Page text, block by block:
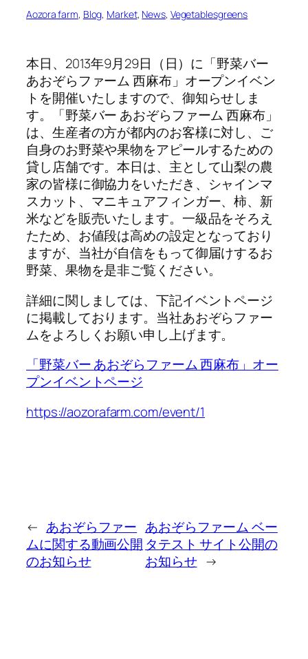
Aozora farm, Blog, Market, News, Vegetablesgreens
本日、2013年9月29日（日）に「野菜バー
あおぞらファーム 西麻布」オープンイベン
トを開催いたしますので、御知らせしま
す。「野菜バー あおぞらファーム 西麻布」
は、生産者の方が都内のお客様に対し、ご
自身のお野菜や果物をアピールするための
貸し店舗です。本日は、主として山梨の農
家の皆様に御協力をいただき、シャインマ
スカット、マニキュアフィンガー、柿、新
米などを販売いたします。一級品をそろえ
たため、お値段は高めの設定となっており
ますが、当社が自信をもって御届けするお
野菜、果物を是非ご覧ください。
詳細に関しましては、下記イベントページ
に掲載しております。当社あおぞらファー
ムをよろしくお願い申し上げます。
「野菜バー あおぞらファーム 西麻布」オー
プンイベントページ
https://aozorafarm.com/event/1
← あおぞらファー
ムに関する動画公開
のお知らせ
あおぞらファーム ベー
タテスト サイト公開の
お知らせ →